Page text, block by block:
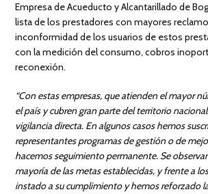
Empresa de Acueducto y Alcantarillado de
lista de los prestadores con mayores
inconformidad de los usuarios de estos
con la medición del consumo, cobros
reconexión.
“Con estas empresas, que atienden el mayor
el país y cubren gran parte del territorio
vigilancia directa. En algunos casos hemos
representantes programas de gestión o de
hacemos seguimiento permanente. Se
mayoría de las metas establecidas, y frente a
instado a su cumplimiento y hemos reforzado